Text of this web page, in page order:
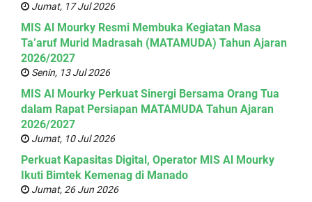
Jumat, 17 Jul 2026
MIS Al Mourky Resmi Membuka Kegiatan Masa
Ta’aruf Murid Madrasah (MATAMUDA) Tahun Ajaran
2026/2027
Senin, 13 Jul 2026
MIS Al Mourky Perkuat Sinergi Bersama Orang Tua
dalam Rapat Persiapan MATAMUDA Tahun Ajaran
2026/2027
Jumat, 10 Jul 2026
Perkuat Kapasitas Digital, Operator MIS Al Mourky
Ikuti Bimtek Kemenag di Manado
Jumat, 26 Jun 2026